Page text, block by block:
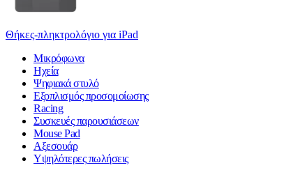
Θήκες-πληκτρολόγιο για iPad
Μικρόφωνα
Ηχεία
Ψηφιακά στυλό
Εξοπλισμός προσομοίωσης
Racing
Συσκευές παρουσιάσεων
Mouse Pad
Αξεσουάρ
Υψηλότερες πωλήσεις